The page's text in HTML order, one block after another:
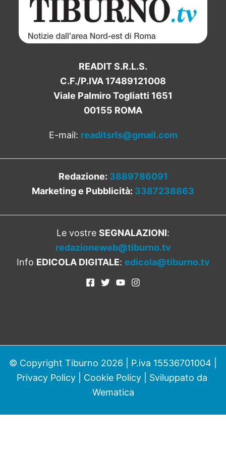
READIT S.R.L.S.
C.F./P.IVA 17489121008
Viale Palmiro Togliatti 1651
00155 ROMA
E-mail: readitsrls@gmail.com
Redazione: 3889786091
Marketing e Pubblicità: 3387238863
Le vostre SEGNALAZIONI:
redazioneweb@tiburno.tv
Info EDICOLA DIGITALE: edicola@tiburno.tv
© Copyright Tiburno 2026 | P.iva 15536701004 |
Privacy Policy| Cookie Policy| Sviluppato da
Wematica